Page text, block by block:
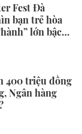
Fest Đà
bạn trẻ hòa
lớn bậc
400 triệu đồng
Ngân hàng